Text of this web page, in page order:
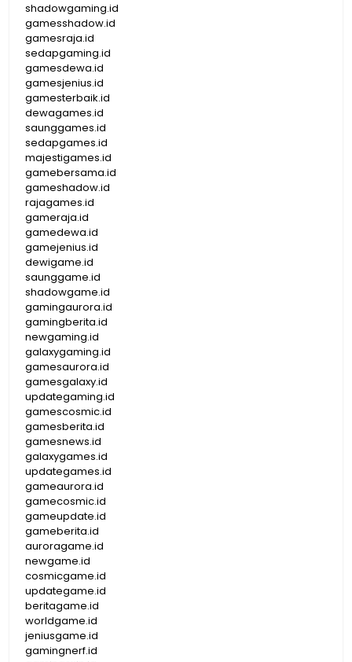
shadowgaming.id
gamesshadow.id
gamesraja.id
sedapgaming.id
gamesdewa.id
gamesjenius.id
gamesterbaik.id
dewagames.id
saunggames.id
sedapgames.id
majestigames.id
gamebersama.id
gameshadow.id
rajagames.id
gameraja.id
gamedewa.id
gamejenius.id
dewigame.id
saunggame.id
shadowgame.id
gamingaurora.id
gamingberita.id
newgaming.id
galaxygaming.id
gamesaurora.id
gamesgalaxy.id
updategaming.id
gamescosmic.id
gamesberita.id
gamesnews.id
galaxygames.id
updategames.id
gameaurora.id
gamecosmic.id
gameupdate.id
gameberita.id
auroragame.id
newgame.id
cosmicgame.id
updategame.id
beritagame.id
worldgame.id
jeniusgame.id
gamingnerf.id